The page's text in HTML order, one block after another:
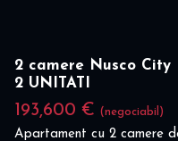
2 camere Nusco
2 UNITATI
193,600 € (negociabil)
Apartament cu 2 camere